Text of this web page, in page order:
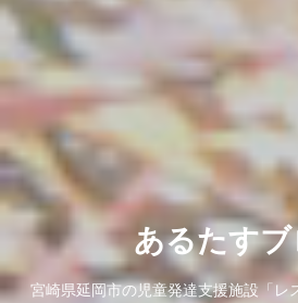
あるたす
宮崎県延岡市の児童発達支援施設「レ